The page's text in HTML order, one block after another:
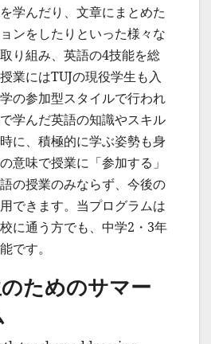
学んだり、文章にまとめた
ンをしたりといった様々な
り組み、英語の4技能を総
業にはTUJの現役学生も入
の参加型スタイルで行われ
学んだ英語の知識やスキル
に、積極的に学ぶ姿勢も身
意味で授業に「参加する」
の授業のみならず、今後の
できます。当プログラムは
に通う方でも、中学2・3年
です。
ためのサマー